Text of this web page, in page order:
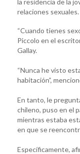
relaciones sexuales.
“Cuando tienes
Piccolo en el
Gallay.
“Nunca he visto
habitación”,
En tanto, le
chileno, puso en el
mientras estaba
en que se
Específicamente,